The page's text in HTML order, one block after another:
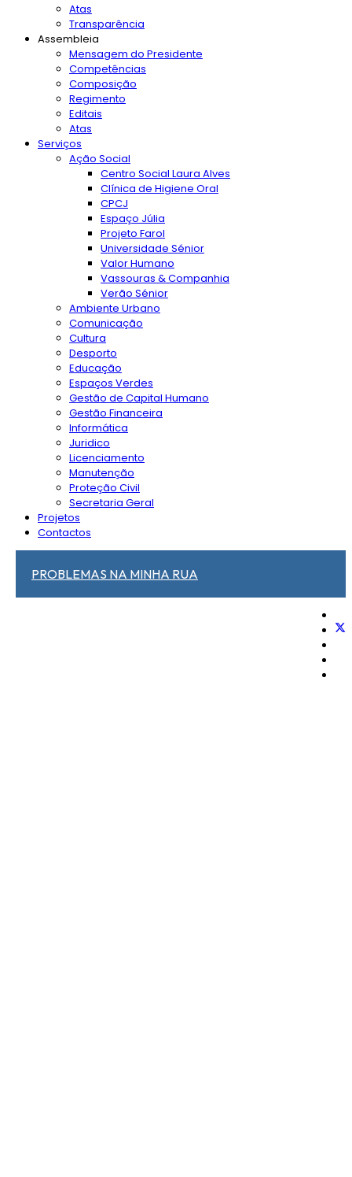
Atas
Transparência
Assembleia
Mensagem do Presidente
Competências
Composição
Regimento
Editais
Atas
Serviços
Ação Social
Centro Social Laura Alves
Clínica de Higiene Oral
CPCJ
Espaço Júlia
Projeto Farol
Universidade Sénior
Valor Humano
Vassouras & Companhia
Verão Sénior
Ambiente Urbano
Comunicação
Cultura
Desporto
Educação
Espaços Verdes
Gestão de Capital Humano
Gestão Financeira
Informática
Juridico
Licenciamento
Manutenção
Proteção Civil
Secretaria Geral
Projetos
Contactos
PROBLEMAS NA MINHA RUA